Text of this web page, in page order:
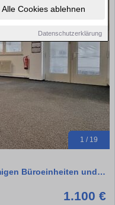
Alle Cookies ablehnen
Datenschutzerklärung
1 / 19
Büroeinheiten und…
1.100 €